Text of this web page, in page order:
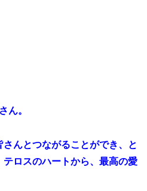
ん。
んとつながることができ、と
ロスのハートから、最高の愛